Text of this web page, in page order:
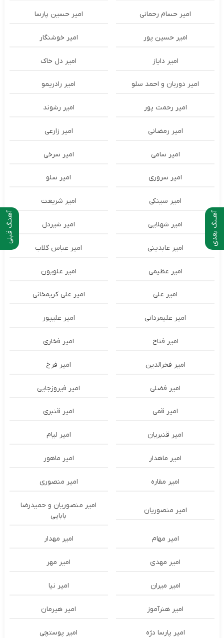
آهنـگ قبلی آهـنگ بعدی
امیر حسام رحمانی امیر حسین پارسا
امیر حسین پور امیر خوشنگار
امیر دایاز امیر دل خاک
امیر دوربان و احمد سلو امیر رادریمو
امیر رحمت پور امیر رشوند
امیر رمضانی امیر زارعی
امیر سامی امیر سرخی
امیر سروری امیر سلو
امیر سینکی امیر شریعت
امیر شهلایی امیر شیردل
امیر عابدینی امیر عباس گلاب
امیر عظیمی امیر علویون
امیر علی امیر علی کریمخانی
امیر علیمردانی امیر علیپور
امیر فتاح امیر فخاری
امیر فخرالدین امیر فرخ
امیر فضلی امیر فیروزجایی
امیر قمی امیر قنبری
امیر قنبریان امیر لیام
امیر ماهدار امیر ماهور
امیر مقاره امیر منصوری
امیر منصوریان
امیر منصوریان و حمیدرضا
بابایی
امیر مهام امیر مهدار
امیر مهدی امیر مهر
امیر میران امیر نیا
امیر هنرآموز امیر هیرمان
امیر پارسا دژه امیر پوستچی